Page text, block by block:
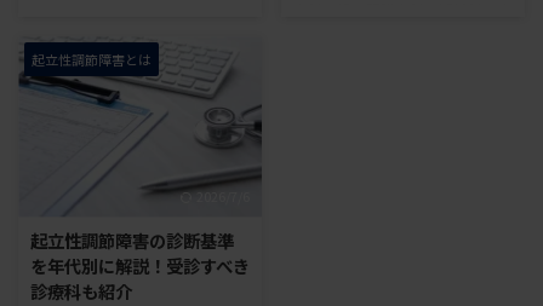
は ...
起立性調節障害とは
2026/7/6
起立性調節障害の診断基準
を年代別に解説！受診すべき
診療科も紹介